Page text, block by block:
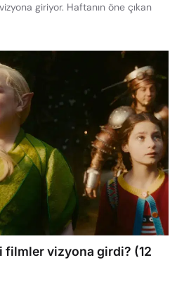
giriyor. Haftanın öne çıkan
filmler vizyona girdi? (12